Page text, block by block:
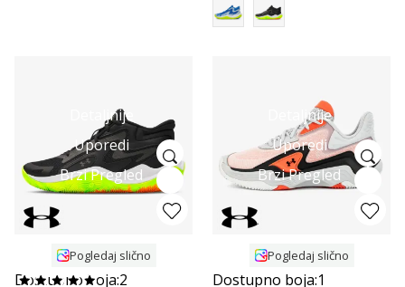
Detaljnije
Uporedi
Brzi Pregled
Pogledaj slično
Dostupno boja:2
Detaljnije
Uporedi
Brzi Pregled
Pogledaj slično
Dostupno boja:1